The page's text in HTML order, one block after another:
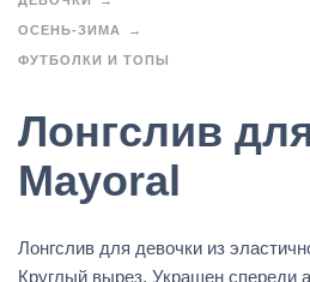
ОСЕНЬ-ЗИМА
ФУТБОЛКИ И ТОПЫ
Лонгслив
Mayoral
Лонгслив для девочки из
Круглый вырез. Украшен спереди